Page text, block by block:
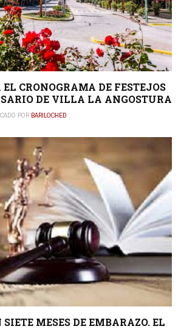
CRONOGRAMA DE FESTEJOS
DE VILLA LA ANGOSTURA
POR BARILOCHED
SIETE MESES DE EMBARAZO. EL